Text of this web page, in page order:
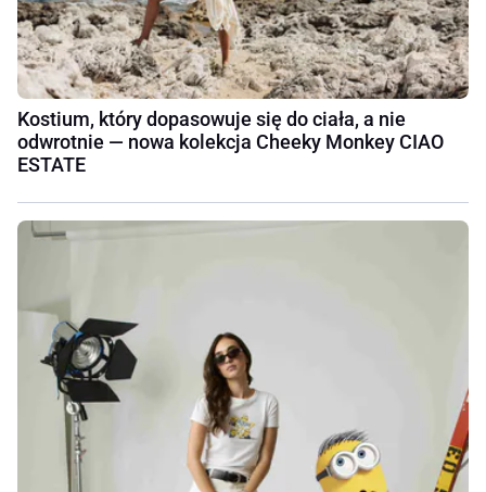
Kostium, który dopasowuje się do ciała, a nie
odwrotnie — nowa kolekcja Cheeky Monkey CIAO
ESTATE